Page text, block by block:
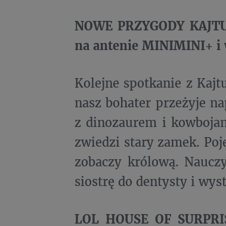
NOWE PRZYGODY
na antenie MINIMINI+ i
Kolejne spotkanie z
nasz bohater przeżyje
z dinozaurem i
zwiedzi stary zamek.
zobaczy królową.
siostrę do dentysty i
LOL HOUSE OF